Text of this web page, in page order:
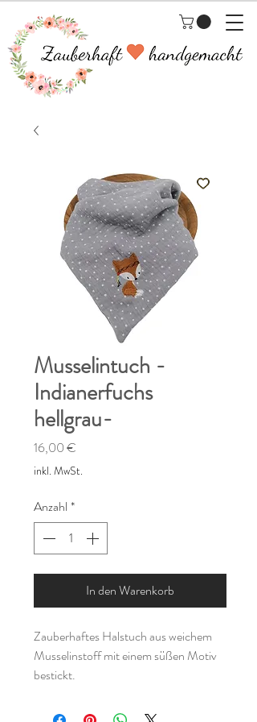
Musselintuch -
Indianerfuchs
hellgrau-
16,00 €
inkl. MwSt.
Anzahl *
In den Warenkorb
Zauberhaftes Halstuch aus weichem
Musselinstoff mit einem süßen Motiv
bestickt.
Durch den angenehm weichen Stoff ist